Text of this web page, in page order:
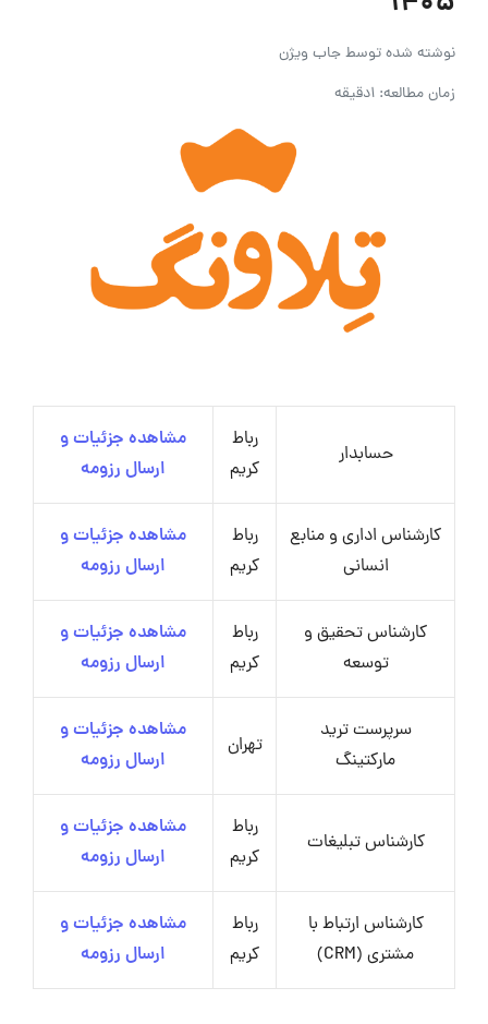
نوشته شده توسطجاب ویژن
زمان مطالعه: 1دقیقه
حسابدار
رباط
کریم
مشاهده جزئیات و
ارسال رزومه
کارشناس اداری و منابع
انسانی
رباط
کریم
مشاهده جزئیات و
ارسال رزومه
کارشناس تحقیق و
توسعه
رباط
کریم
مشاهده جزئیات و
ارسال رزومه
سرپرست ترید
مارکتینگ
تهران
مشاهده جزئیات و
ارسال رزومه
کارشناس تبلیغات
رباط
کریم
مشاهده جزئیات و
ارسال رزومه
کارشناس ارتباط با
مشتری (CRM)
رباط
کریم
مشاهده جزئیات و
ارسال رزومه